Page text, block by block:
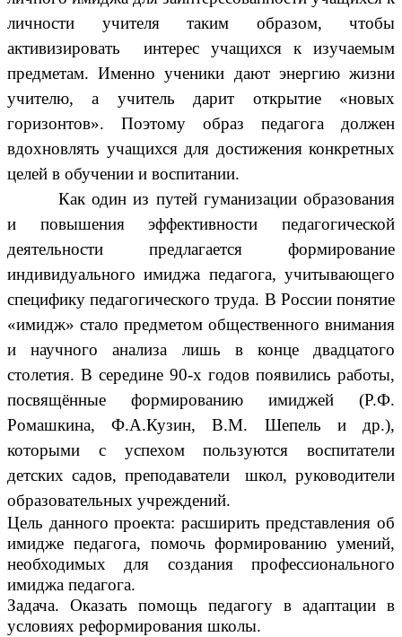
личности учителя таким образом, чтобы
активизировать интерес учащихся к изучаемым
предметам. Именно ученики дают энергию жизни
учителю, а учитель дарит открытие «новых
горизонтов». Поэтому образ педагога должен
вдохновлять учащихся для достижения конкретных
целей в обучении и воспитании.
Как один из путей гуманизации образования
и повышения эффективности педагогической
деятельности предлагается формирование
индивидуального имиджа педагога, учитывающего
специфику педагогического труда. В России понятие
«имидж» стало предметом общественного внимания
и научного анализа лишь в конце двадцатого
столетия. В середине 90-х годов появились работы,
посвящённые формированию имиджей (Р.Ф.
Ромашкина, Ф.А.Кузин, В.М. Шепель и др.),
которыми с успехом пользуются воспитатели
детских садов, преподаватели школ, руководители
образовательных учреждений.
Цель данного проекта: расширить представления об
имидже педагога, помочь формированию умений,
необходимых для создания профессионального
имиджа педагога.
Задача. Оказать помощь педагогу в адаптации в
условиях реформирования школы.